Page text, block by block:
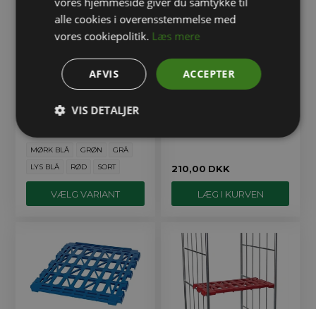
Plasthylde til transportbur
Vælg farve
MØRK BLÅ GRØN
GRÅ
LYS BLÅ
RØD SORT
VÆLG VARIANT
Plasthylde til transportbur
210,00 DKK
alle cookies i overensstemmelse med
vores cookiepolitik. Læs mere
ACCEPTER
AFVIS
VIS DETALJER